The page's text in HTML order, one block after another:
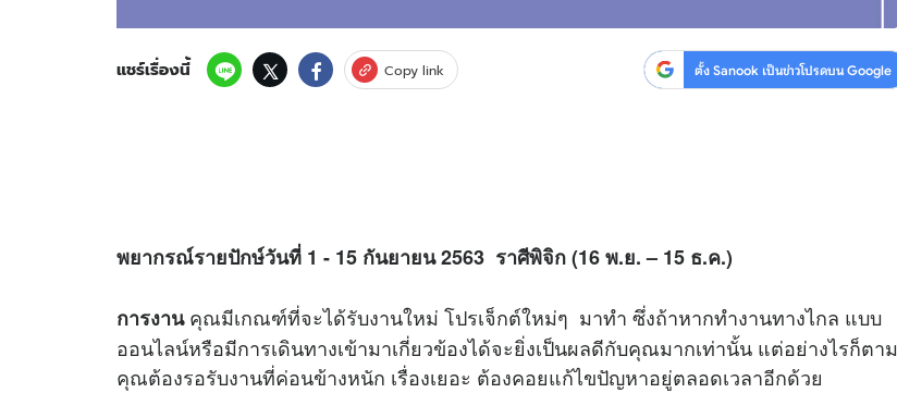
แชร์เรื่องนี้ Copy link ตั้ง Sanook เป็นข่าวโปรดบน Google
พยากรณ์รายปักษ์วันที่ 1 - 15 กันยายน 2563 ราศีพิจิก (16 พ.ย. – 15 ธ.ค.)
การงานคุณมีเกณฑ์ที่จะได้รับงานใหม่ โปรเจ็กต์ใหม่ๆ มาทำ ซึ่งถ้าหากทำงานทางไกล แบบ
ออนไลน์หรือมีการเดินทางเข้ามาเกี่ยวข้องได้จะยิ่งเป็นผลดีกับคุณมากเท่านั้น แต่อย่างไรก็ตาม
คุณต้องรอรับงานที่ค่อนข้างหนัก เรื่องเยอะ ต้องคอยแก้ไขปัญหาอยู่ตลอดเวลาอีกด้วย